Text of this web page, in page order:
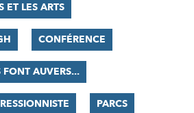
ET LES ARTS
CONFÉRENCE
FONT AUVERS...
PARCS